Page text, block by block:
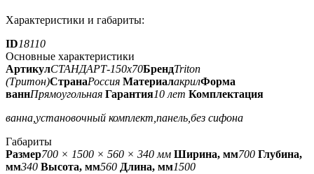
Характеристики и габариты:
ID18110
Основные характеристики
АртикулСТАНДАРТ-150х70БрендTriton
(Тритон)СтранаРоссия МатериалакрилФорма
ваннПрямоугольная Гарантия10 лет Комплектация
ванна,установочный комплект,панель,без сифона
Габариты
Размер700 × 1500 × 560 × 340 мм Ширина, мм700 Глубина,
мм340 Высота, мм560 Длина, мм1500